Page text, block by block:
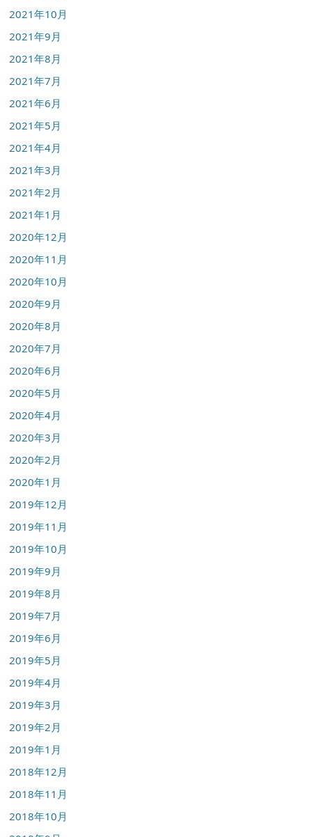
2021年10月
2021年9月
2021年8月
2021年7月
2021年6月
2021年5月
2021年4月
2021年3月
2021年2月
2021年1月
2020年12月
2020年11月
2020年10月
2020年9月
2020年8月
2020年7月
2020年6月
2020年5月
2020年4月
2020年3月
2020年2月
2020年1月
2019年12月
2019年11月
2019年10月
2019年9月
2019年8月
2019年7月
2019年6月
2019年5月
2019年4月
2019年3月
2019年2月
2019年1月
2018年12月
2018年11月
2018年10月